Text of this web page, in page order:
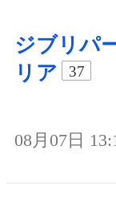
ジブリパ
リア
37
08月07日